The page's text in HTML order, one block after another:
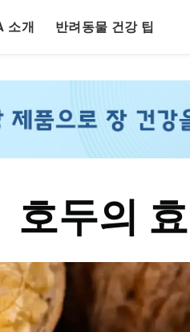
소개 반려동물 건강 팁
호두의